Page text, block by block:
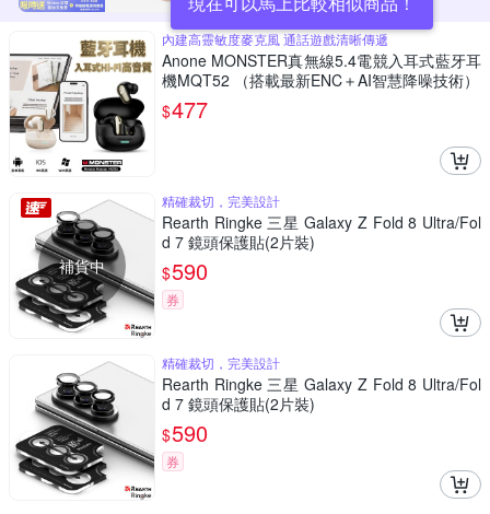
內建高靈敏度麥克風 通話遊戲清晰傳遞
Anone MONSTER真無線5.4電競入耳式藍牙耳
機MQT52 （搭載最新ENC＋AI智慧降噪技術）
$477
補貨中
精確裁切，完美設計
Rearth Ringke 三星 Galaxy Z Fold 8 Ultra/Fol
d 7 鏡頭保護貼(2片裝)
$590
券
精確裁切，完美設計
Rearth Ringke 三星 Galaxy Z Fold 8 Ultra/Fol
d 7 鏡頭保護貼(2片裝)
$590
券